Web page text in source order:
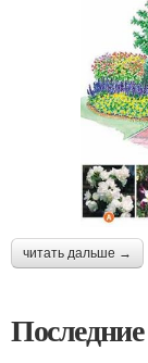
читать дальше →